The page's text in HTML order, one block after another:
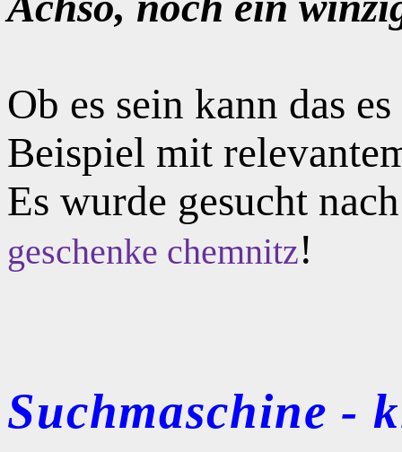
Ob es sein kann das
Beispiel mit
Es wurde gesucht
geschenke chemnitz!
Suchmaschine -